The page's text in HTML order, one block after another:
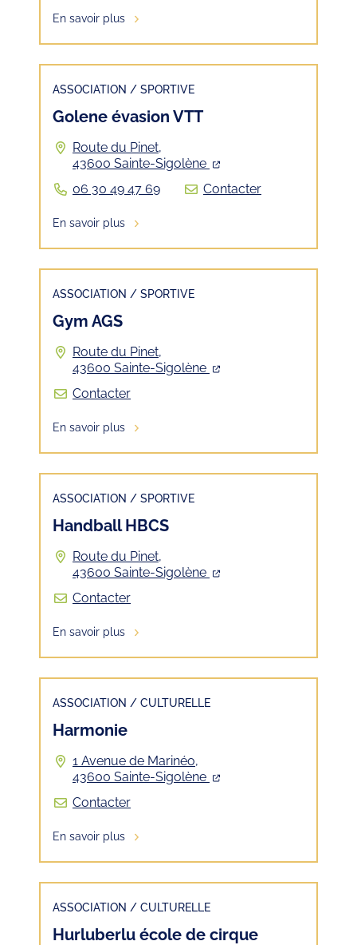
En savoir plus
ASSOCIATION / SPORTIVE
Golene évasion VTT
Route du Pinet,
43600 Sainte-Sigolène
06 30 49 47 69
Contacter
En savoir plus
ASSOCIATION / SPORTIVE
Gym AGS
Route du Pinet,
43600 Sainte-Sigolène
Contacter
En savoir plus
ASSOCIATION / SPORTIVE
Handball HBCS
Route du Pinet,
43600 Sainte-Sigolène
Contacter
En savoir plus
ASSOCIATION / CULTURELLE
Harmonie
1 Avenue de Marinéo,
43600 Sainte-Sigolène
Contacter
En savoir plus
ASSOCIATION / CULTURELLE
Hurluberlu école de cirque